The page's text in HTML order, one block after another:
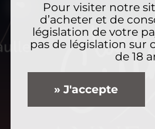
Pour visiter notre
d’acheter et de
législation de votre
pas de législation sur
de 18
» J'accepte